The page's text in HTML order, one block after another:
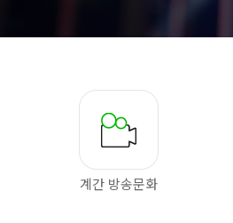
계간 방송문화